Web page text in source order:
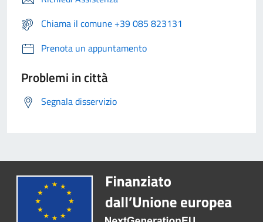
Chiama il comune +39 085 823131
Prenota un appuntamento
Problemi in città
Segnala disservizio